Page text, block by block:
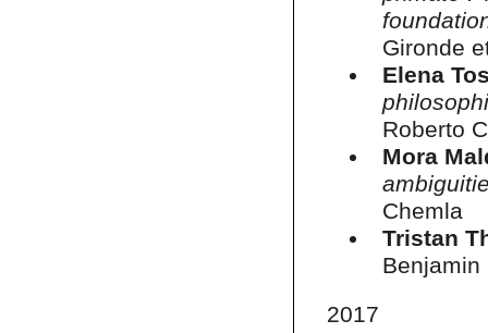
Gironde
Elena
Roberto
Mora
Chemla
Tristan
Benjamin
2017